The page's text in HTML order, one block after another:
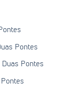
Pontes
Duas Pontes